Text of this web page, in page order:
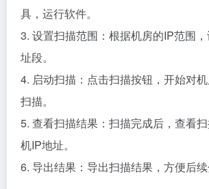
具，运行软件。
3. 设置扫描范围：根据机房的IP范围
址段。
4. 启动扫描：点击扫描按钮，开始对
扫描。
5. 查看扫描结果：扫描完成后，查看
机IP地址。
6. 导出结果：导出扫描结果，方便后续